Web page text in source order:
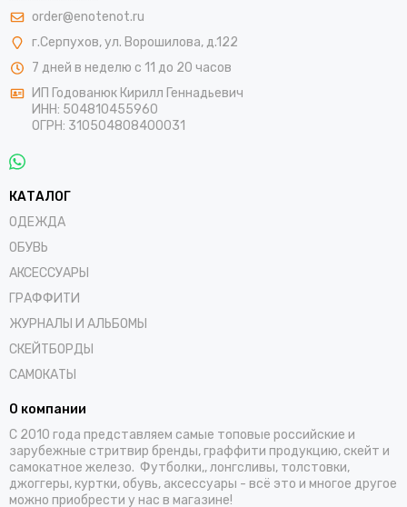
order@enotenot.ru
г.Серпухов, ул. Ворошилова, д.122
7 дней в неделю с 11 до 20 часов
ИП Годованюк Кирилл Геннадьевич
ИНН: 504810455960
ОГРН: 310504808400031
КАТАЛОГ
ОДЕЖДА
ОБУВЬ
АКСЕССУАРЫ
ГРАФФИТИ
ЖУРНАЛЫ И АЛЬБОМЫ
СКЕЙТБОРДЫ
САМОКАТЫ
О компании
С 2010 года представляем самые топовые российские и
зарубежные стритвир бренды, граффити продукцию, скейт и
самокатное железо. Футболки,, лонгсливы, толстовки,
джоггеры, куртки, обувь, аксессуары - всё это и многое другое
можно приобрести у нас в магазине!